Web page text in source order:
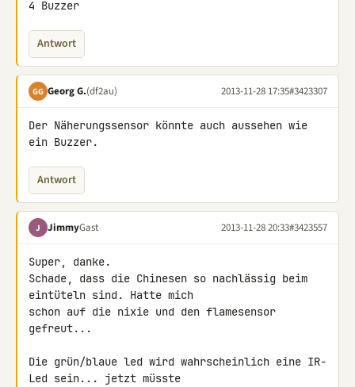
4 Buzzer
Antwort
GG Georg G.(df2au) 2013-11-28 17:35#3423307
Der Näherungssensor könnte auch aussehen wie
ein Buzzer.
Antwort
J JimmyGast 2013-11-28 20:33#3423557
Super, danke.
Schade, dass die Chinesen so nachlässig beim
eintüteln sind. Hatte mich
schon auf die nixie und den flamesensor
gefreut...
Die grün/blaue led wird wahrscheinlich eine IR-
Led sein... jetzt müsste